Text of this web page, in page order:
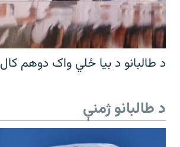
د طالبانو د بیا ځلي واک دوهم کال
د طالبانو ژمنې